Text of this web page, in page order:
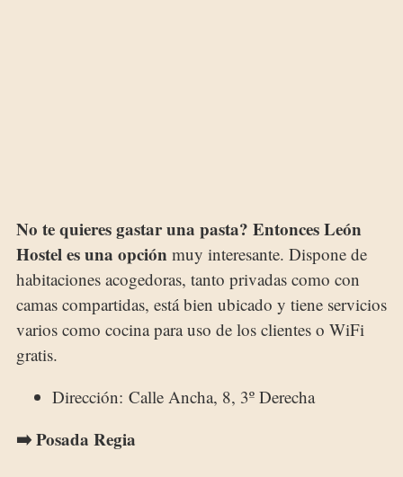
No te quieres gastar una pasta? Entonces León
Hostel es una opción muy interesante. Dispone de
habitaciones acogedoras, tanto privadas como con
camas compartidas, está bien ubicado y tiene servicios
varios como cocina para uso de los clientes o WiFi
gratis.
Dirección: Calle Ancha, 8, 3º Derecha
➡️ Posada Regia